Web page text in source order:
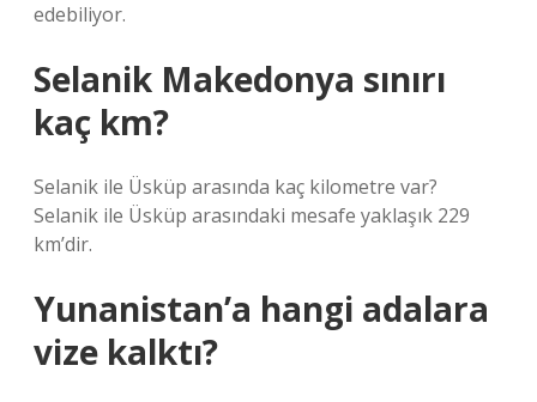
edebiliyor.
Selanik Makedonya sınırı
kaç km?
Selanik ile Üsküp arasında kaç kilometre var?
Selanik ile Üsküp arasındaki mesafe yaklaşık 229
km’dir.
Yunanistan’a hangi adalara
vize kalktı?